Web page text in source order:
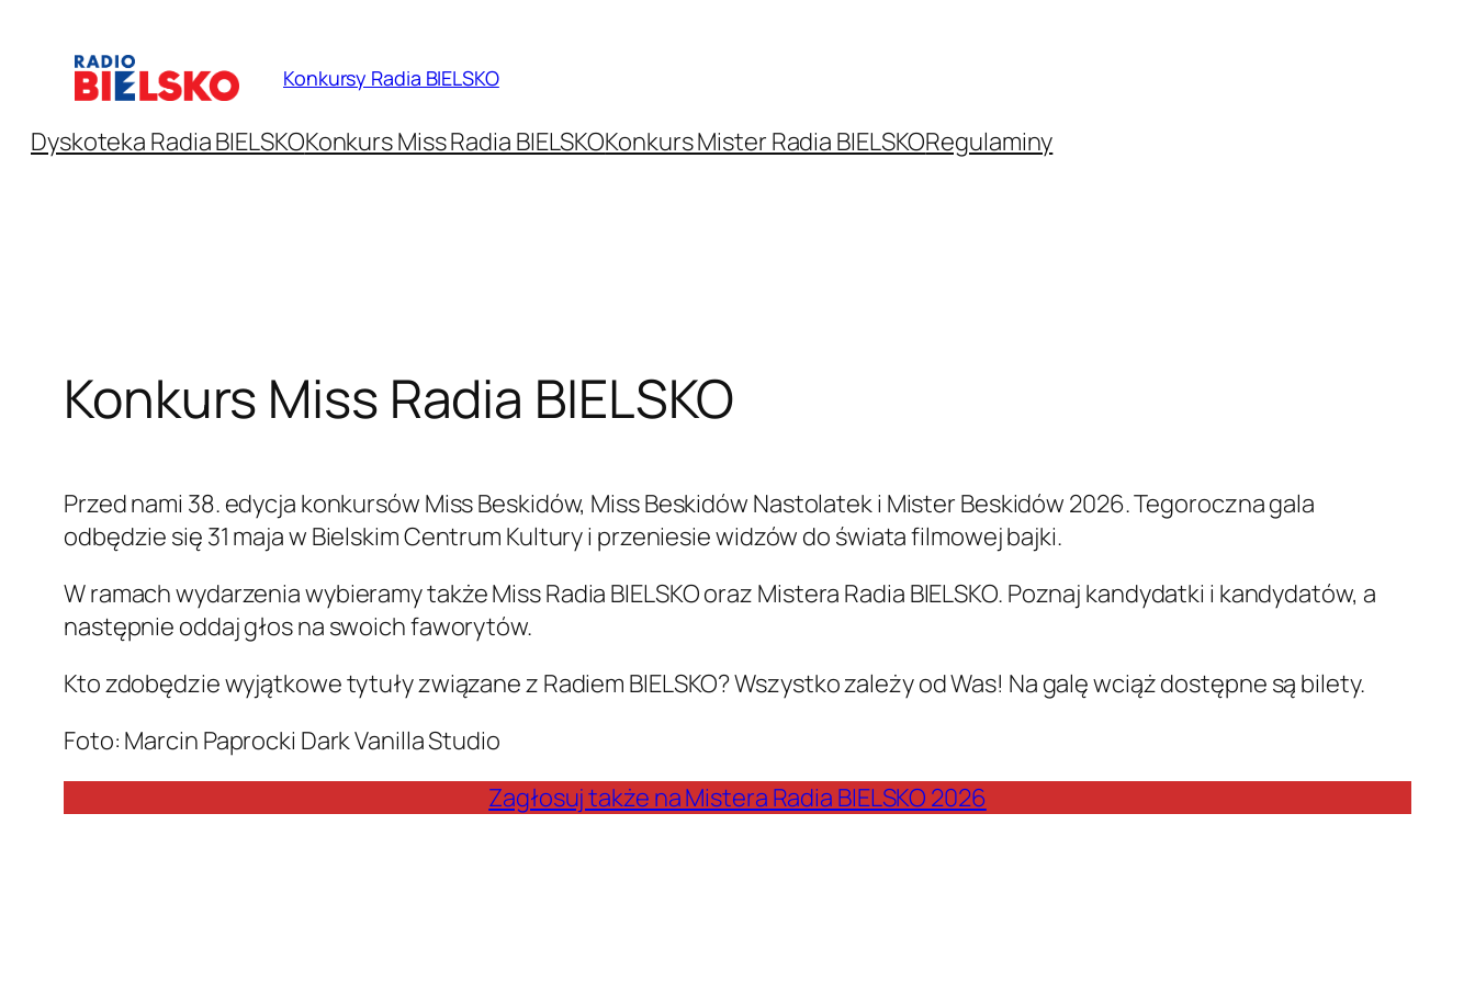
Konkursy Radia BIELSKO
Dyskoteka Radia BIELSKOKonkurs Miss Radia BIELSKOKonkurs Mister Radia BIELSKORegulaminy
Konkurs Miss Radia BIELSKO
Przed nami 38. edycja konkursów Miss Beskidów, Miss Beskidów Nastolatek i Mister Beskidów 2026. Tegoroczna gala
odbędzie się 31 maja w Bielskim Centrum Kultury i przeniesie widzów do świata filmowej bajki.
W ramach wydarzenia wybieramy także Miss Radia BIELSKO oraz Mistera Radia BIELSKO. Poznaj kandydatki i kandydatów, a
następnie oddaj głos na swoich faworytów.
Kto zdobędzie wyjątkowe tytuły związane z Radiem BIELSKO? Wszystko zależy od Was! Na galę wciąż dostępne są bilety.
Foto: Marcin Paprocki Dark Vanilla Studio
Zagłosuj także na Mistera Radia BIELSKO 2026